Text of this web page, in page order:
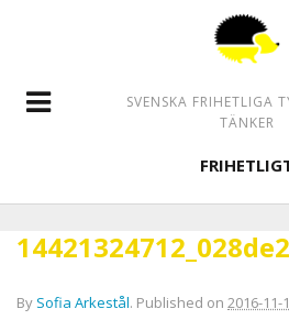
SVENSKA FRIHETLIGA
TÄNKER
By Sofia Arkestål. Published on 2016-11-